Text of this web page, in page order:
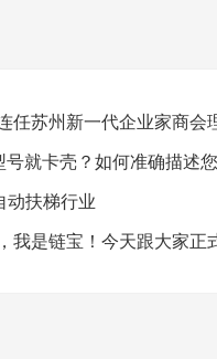
号就卡壳？如何准确描述
动扶梯行业
我是链宝！今天跟大家正